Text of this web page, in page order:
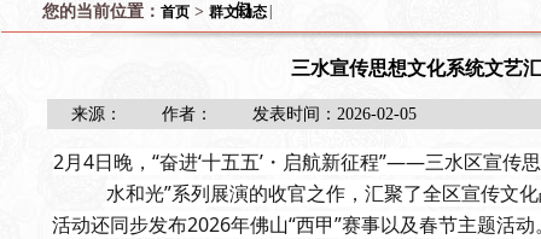
们
您的当前位置： 首页 > 群文动态
三水宣传思想文化系统文艺
来源： 作者： 发表时间： 2026-02-05
2月4日晚，“奋进‘十五五’・启航新征程”——三水区宣传
水和光”系列展演的收官之作，汇聚了全区宣传文
活动还同步发布2026年佛山“西甲”赛事以及春节主题活